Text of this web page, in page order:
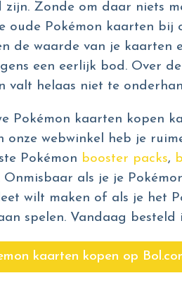
zijn. Zonde om daar niets
oude Pokémon kaarten bij
de waarde van je kaarten
een eerlijk bod. Over
valt helaas niet te
Pokémon kaarten kopen
onze webwinkel heb je
Pokémon booster packs,
Onmisbaar als je je
wilt maken of als je het
spelen. Vandaag besteld
kaarten kopen op